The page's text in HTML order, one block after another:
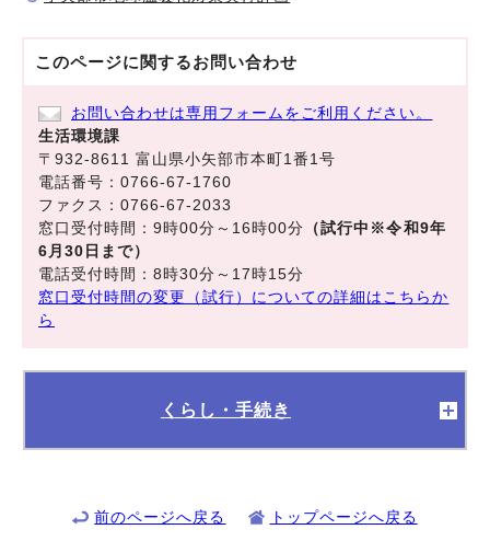
このページに関するお問い合わせ
お問い合わせは専用フォームをご利用ください。
生活環境課
〒932-8611 富山県小矢部市本町1番1号
電話番号：0766-67-1760
ファクス：0766-67-2033
窓口受付時間：9時00分～16時00分 （試行中※令和9年
6月30日まで）
電話受付時間：8時30分～17時15分
窓口受付時間の変更（試行）についての詳細はこちらか
ら
くらし・手続き
前のページへ戻る トップページへ戻る